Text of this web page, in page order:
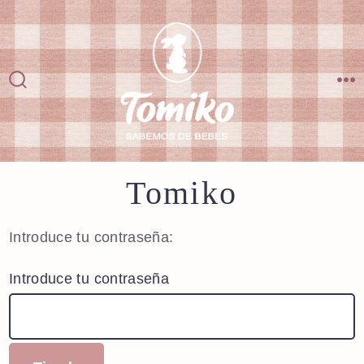
Saltar
al
contenido
Alternar
la
búsqueda
Tomiko
Introduce tu contraseña:
Introduce tu contraseña